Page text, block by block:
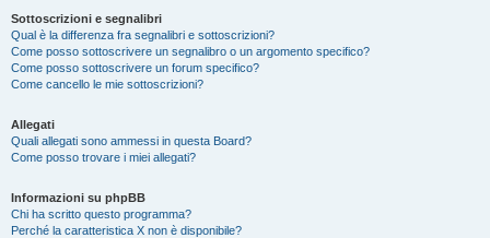
Sottoscrizioni e segnalibri
Qual è la differenza fra segnalibri e sottoscrizioni?
Come posso sottoscrivere un segnalibro o un argomento specifico?
Come posso sottoscrivere un forum specifico?
Come cancello le mie sottoscrizioni?
Allegati
Quali allegati sono ammessi in questa Board?
Come posso trovare i miei allegati?
Informazioni su phpBB
Chi ha scritto questo programma?
Perché la caratteristica X non è disponibile?